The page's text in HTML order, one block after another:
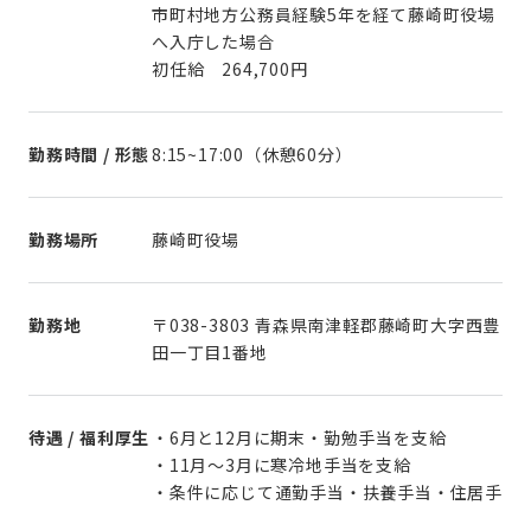
市町村地方公務員経験5年を経て藤崎町役場
へ入庁した場合
初任給 264,700円
勤務時間 / 形態8:15~17:00（休憩60分）
勤務場所 藤崎町役場
勤務地
〒038-3803 青森県南津軽郡藤崎町大字西豊
田一丁目1番地
待遇 / 福利厚生 ・6月と12月に期末・勤勉手当を支給
・11月～3月に寒冷地手当を支給
・条件に応じて通勤手当・扶養手当・住居手